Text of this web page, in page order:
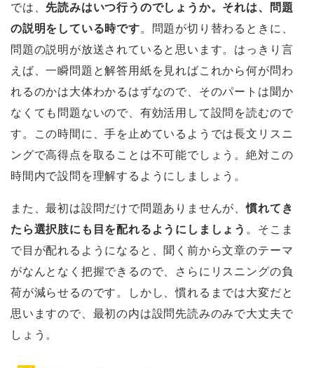
では、 先読みはいつ行うのでしょうか。それは、問題
の説明をしている時です。問題が切り替わるときに、
問題の説明が放送されていると思います。はっきり言
えば、一瞬問題と解答用紙を見ればこれから何が問わ
れるのかは大体わかるはずなので、そのパートは聞か
なくても問題ないので、有効活用して設問を読むので
す。この時間に、手を止めているようでは長文リスニ
ングで高得点を取ることは不可能でしょう。絶対この
時間内で設問を理解するようにしましょう。
また、最初は設問だけで問題ありませんが、慣れてき
たら選択肢にも目を配れるようにしましょう 。そこま
で目が配れるようになると、聞く前から文章のテーマ
がなんとなく把握できるので、さらにリスニングの負
荷が減らせるのです。しかし、慣れるまでは大変だと
思いますので、最初の内は設問先読みのみで大丈夫で
しょう。